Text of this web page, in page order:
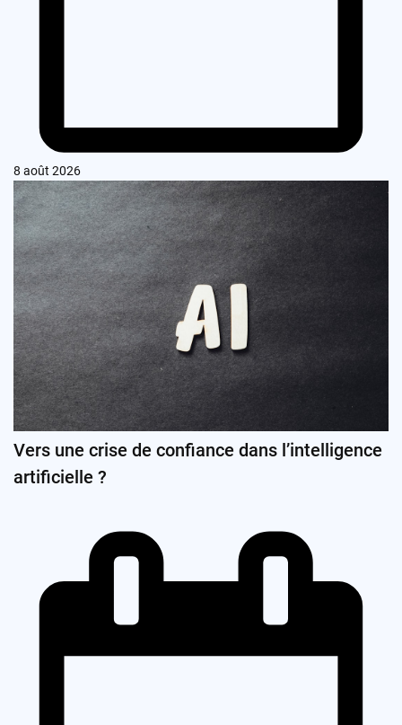
8 août 2026
Vers une crise de confiance dans l’intelligence
artificielle ?